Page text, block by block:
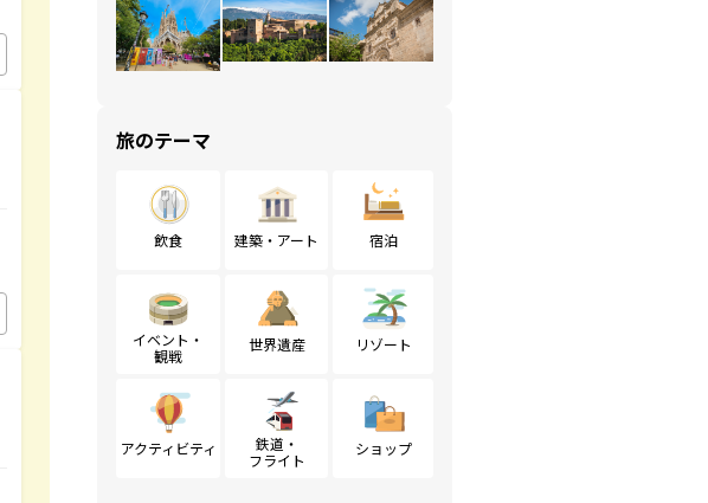
旅のテーマ
飲食 建築・アート 宿泊
イベント・
観戦
世界遺産 リゾート
アクティビティ
鉄道・
フライト
ショップ